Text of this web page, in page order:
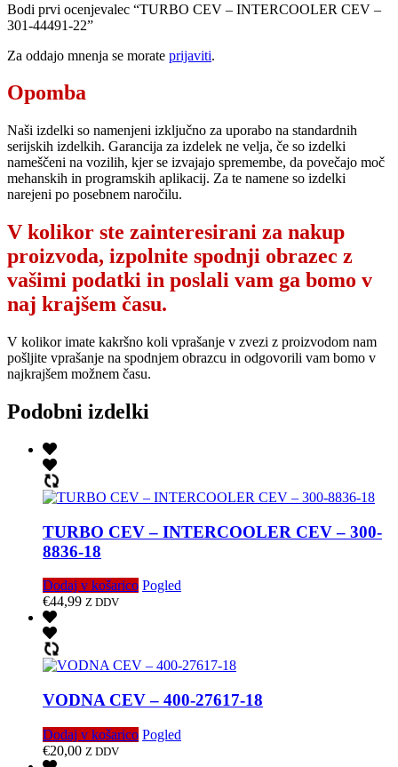
Bodi prvi ocenjevalec “TURBO CEV – INTERCOOLER CEV –
301-44491-22”
Za oddajo mnenja se morate prijaviti.
Opomba
Naši izdelki so namenjeni izključno za uporabo na standardnih
serijskih izdelkih. Garancija za izdelek ne velja, če so izdelki
nameščeni na vozilih, kjer se izvajajo spremembe, da povečajo moč
mehanskih in programskih aplikacij. Za te namene so izdelki
narejeni po posebnem naročilu.
V kolikor ste zainteresirani za nakup
proizvoda, izpolnite spodnji obrazec z
vašimi podatki in poslali vam ga bomo v
naj krajšem času.
V kolikor imate kakršno koli vprašanje v zvezi z proizvodom nam
pošljite vprašanje na spodnjem obrazcu in odgovorili vam bomo v
najkrajšem možnem času.
Podobni izdelki
TURBO CEV – INTERCOOLER CEV – 300-
8836-18
Dodaj v košarico Pogled
€44,99 Z DDV
VODNA CEV – 400-27617-18
Dodaj v košarico Pogled
€20,00 Z DDV